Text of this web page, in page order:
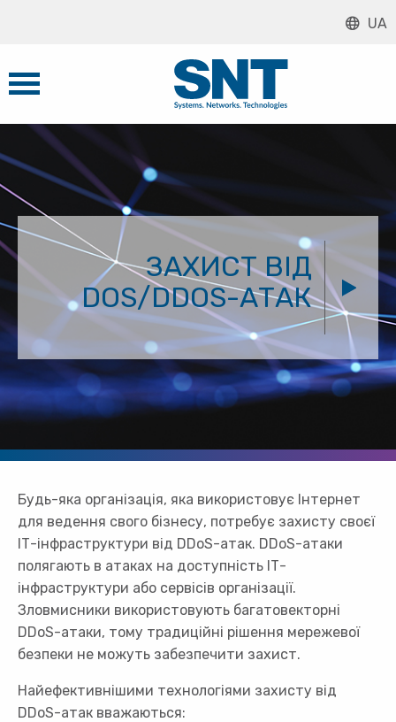
UA
ЗАХИСТ ВІД
DOS/DDOS-АТАК
Будь-яка організація, яка використовує Інтернет
для ведення свого бізнесу, потребує захисту своєї
ІТ-інфраструктури від DDoS-атак. DDoS-атаки
полягають в атаках на доступність ІТ-
інфраструктури або сервісів організації.
Зловмисники використовують багатовекторні
DDoS-атаки, тому традиційні рішення мережевої
безпеки не можуть забезпечити захист.
Найефективнішими технологіями захисту від
DDoS-атак вважаються: